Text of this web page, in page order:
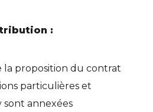
:
la proposition du contrat
particulières et
sont annexées